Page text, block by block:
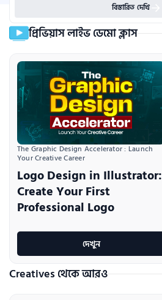
বিস্তারিত দেখি
প্রিভিয়াস লাইভ ডেমো ক্লাস
The Graphic Design Accelerator : Launch
Your Creative Career
Logo Design in Illustrator:
Create Your First
Professional Logo
দেখুন
Creatives থেকে আরও